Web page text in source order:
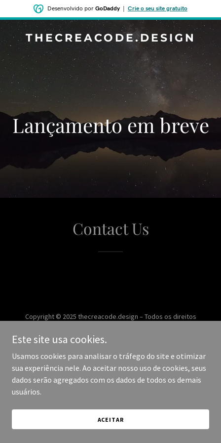
Desenvolvido por GoDaddy Crie o seu site gratuito
THECREACODE.DESIGN
‌‌Lançamento em breve
Contact Us
Copyright © 2025 thecreacode.design – Todos os direitos
Este site usa cookies.
Usamos cookies para analisar o tráfego do site e otimizar
sua experiência nele. Ao aceitar nosso uso de cookies, seus
dados serão agregados com os dados de todos os demais
usuários.
ACEITAR